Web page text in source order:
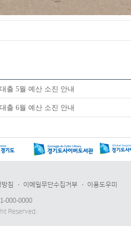
출 5월 예산 소진 안내
출 6월 예산 소진 안내
침 이메일무단수집거부 이용도우미
000-0000
Reserved.